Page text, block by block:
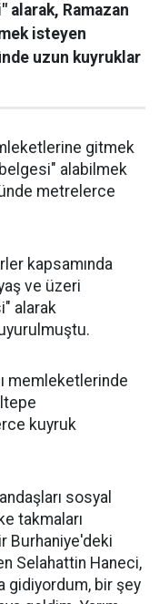
alarak, Ramazan
isteyen
uzun kuyruklar
gitmek
alabilmek
metrelerce
kapsamında
ve üzeri
alarak
memleketlerinde
kuyruk
sosyal
takmaları
Burhaniye'deki
Selahattin Haneci,
gidiyordum, bir şey